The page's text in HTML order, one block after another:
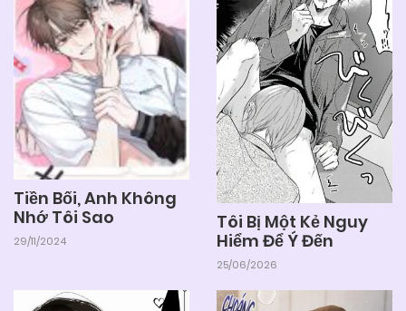
Tiền Bối, Anh Không
Nhớ Tôi Sao
29/11/2024
Tôi Bị Một Kẻ Nguy
Hiểm Để Ý Đến
25/06/2026